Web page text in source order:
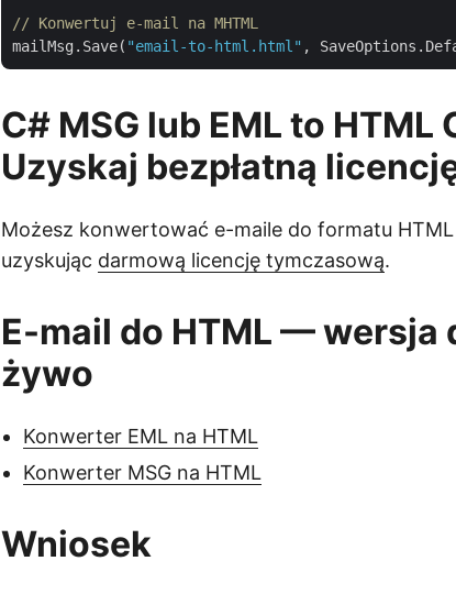
// Konwertuj e-mail na MHTML
mailMsg.Save( "email-to-html.html"
C# MSG lub EML to
Uzyskaj bezpłatną
Możesz konwertować e-maile do formatu
uzyskując darmową licencję tymczasową.
E-mail do HTML — wersja
żywo
Konwerter EML na HTML
Konwerter MSG na HTML
Wniosek